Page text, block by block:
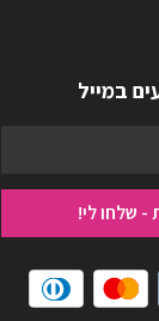
במייל
- שלחו לי!